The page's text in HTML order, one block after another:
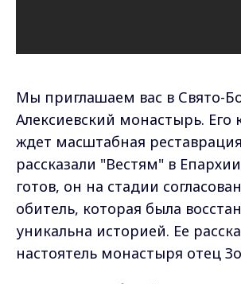
Мы приглашаем вас в Свято-
Алексиевский монастырь. Его
ждет масштабная
рассказали "Вестям" в
готов, он на стадии
обитель, которая была
уникальна историей. Ее
настоятель монастыря отец